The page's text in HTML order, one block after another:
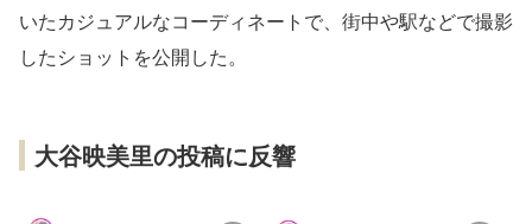
いたカジュアルなコーディネートで、街中や駅などで撮影
したショットを公開した。
大谷映美里の投稿に反響